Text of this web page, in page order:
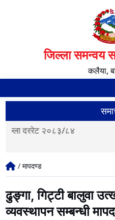
जिल्ला समन्वय
कलैया,
गाउँपालिका तथा नगरपालिका
/ मापदण्ड
ढुङ्गा, गिट्टी बालुवा
व्यवस्थापन सम्बन्धी